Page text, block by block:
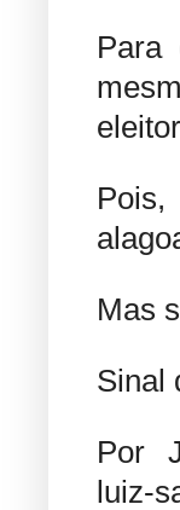
Para
Pois,
Mas
Sinal
Por
luiz-